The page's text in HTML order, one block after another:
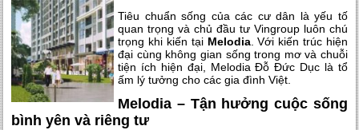
Tiêu chuẩn sống của các cư dân là yếu tố
quan trọng và chủ đầu tư Vingroup luôn chú
trọng khi kiến tại Melodia. Với kiến trúc hiện
đại cùng không gian sống trong mơ và chuỗi
tiện ích hiện đại, Melodia Đỗ Đức Dục là tổ
ấm lý tưởng cho các gia đình Việt.
Melodia – Tận hưởng cuộc sống
bình yên và riêng tư